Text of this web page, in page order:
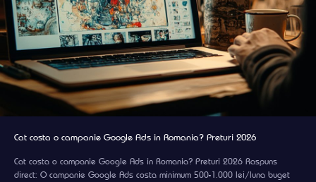
Cat costa o campanie Google Ads in Romania? Preturi 2026
Cat costa o campanie Google Ads in Romania? Preturi 2026 Raspuns
direct: O campanie Google Ads costa minimum 500-1.000 lei/luna buget